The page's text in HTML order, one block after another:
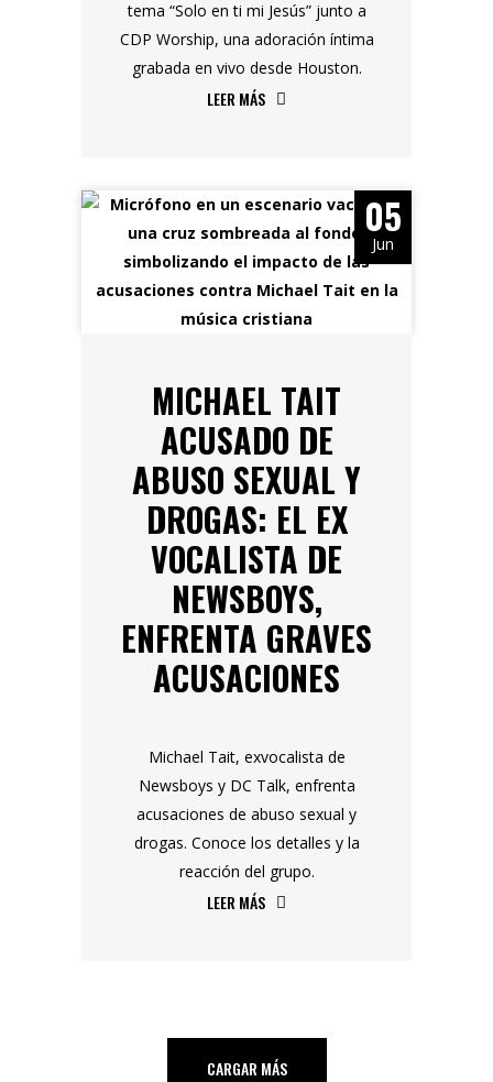
tema “Solo en ti mi Jesús” junto a
CDP Worship, una adoración íntima
grabada en vivo desde Houston.
LEER MÁS
05
Jun
MICHAEL TAIT
ACUSADO DE
ABUSO SEXUAL Y
DROGAS: EL EX
VOCALISTA DE
NEWSBOYS,
ENFRENTA GRAVES
ACUSACIONES
Michael Tait, exvocalista de
Newsboys y DC Talk, enfrenta
acusaciones de abuso sexual y
drogas. Conoce los detalles y la
reacción del grupo.
LEER MÁS
CARGAR MÁS